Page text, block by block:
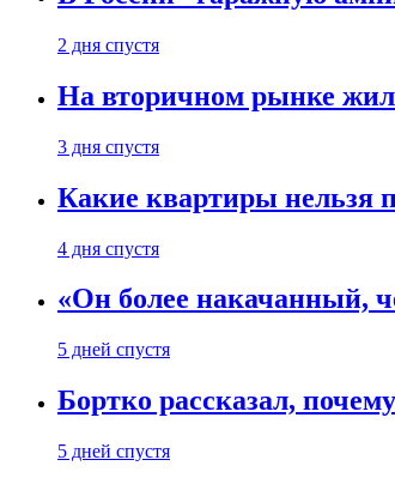
2 дня спустя
На вторичном рынке
3 дня спустя
Какие квартиры нельзя
4 дня спустя
«Он более накачанный,
5 дней спустя
Бортко рассказал,
5 дней спустя